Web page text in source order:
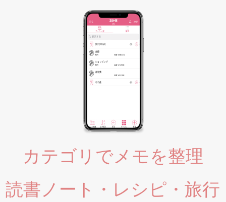
カテゴリでメモを整理
読書ノート・レシピ・旅行